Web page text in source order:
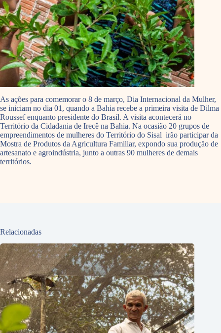
As ações para comemorar o 8 de março, Dia Internacional da Mulher,
se iniciam no dia 01, quando a Bahia recebe a primeira visita de Dilma
Roussef enquanto presidente do Brasil. A visita acontecerá no
Território da Cidadania de Irecê na Bahia. Na ocasião 20 grupos de
empreendimentos de mulheres do Território do Sisal irão participar da
Mostra de Produtos da Agricultura Familiar, expondo sua produção de
artesanato e agroindústria, junto a outras 90 mulheres de demais
territórios.
Relacionadas